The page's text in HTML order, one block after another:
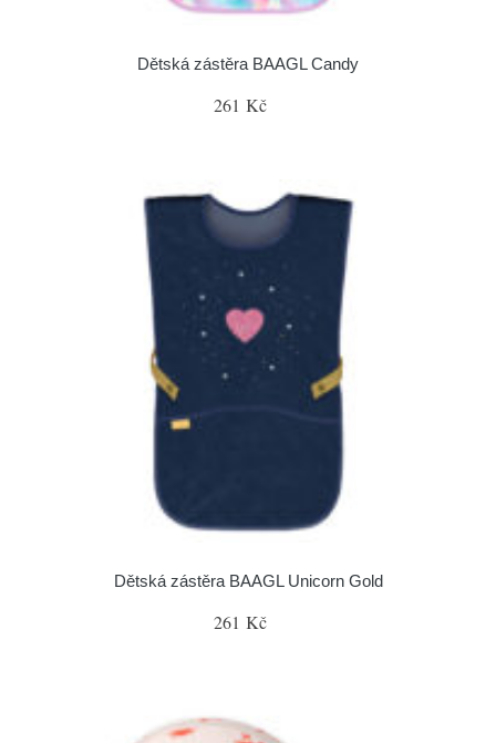
Dětská zástěra BAAGL Candy
261 Kč
Dětská zástěra BAAGL Unicorn Gold
261 Kč